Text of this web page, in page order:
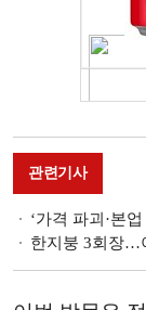
관련기사
‘가격 파괴·본업 강
한지붕 3회장…이